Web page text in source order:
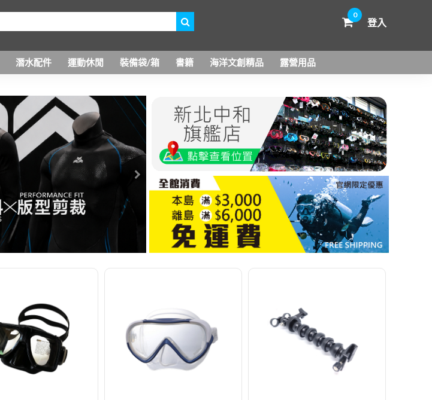
0
登入
潛水配件 運動休閒 裝備袋/箱 書籍 海洋文創精品 露營用品